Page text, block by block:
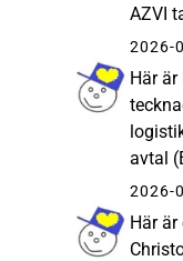
AZVI
2026-
Här
avtal
2026-
Här